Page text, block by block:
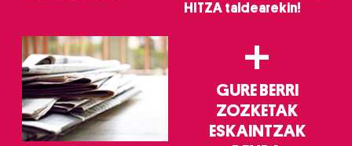
HITZA taldearekin!
+
GURE BERRI
ZOZKETAK
ESKAINTZAK